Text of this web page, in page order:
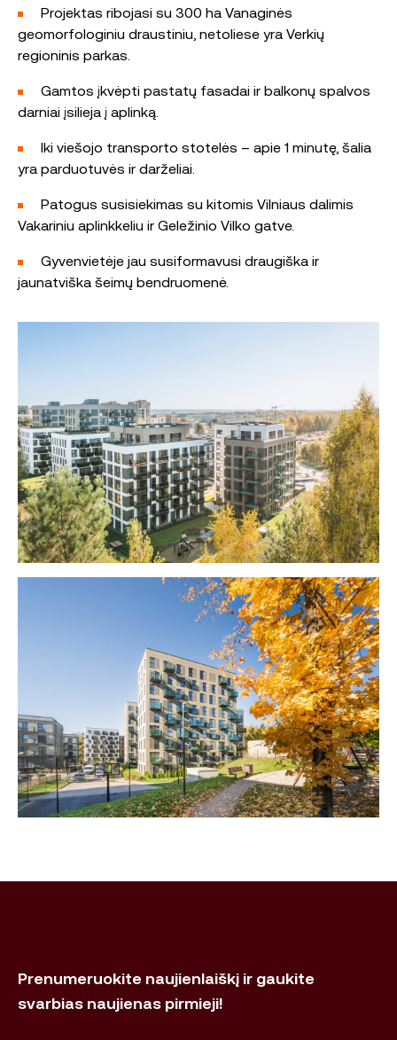
Projektas ribojasi su 300 ha Vanaginės
geomorfologiniu draustiniu, netoliese yra Verkių
regioninis parkas.
Gamtos įkvėpti pastatų fasadai ir balkonų spalvos
darniai įsilieja į aplinką.
Iki viešojo transporto stotelės – apie 1 minutę, šalia
yra parduotuvės ir darželiai.
Patogus susisiekimas su kitomis Vilniaus dalimis
Vakariniu aplinkkeliu ir Geležinio Vilko gatve.
Gyvenvietėje jau susiformavusi draugiška ir
jaunatviška šeimų bendruomenė.
Prenumeruokite naujienlaiškį ir gaukite
svarbias naujienas pirmieji!